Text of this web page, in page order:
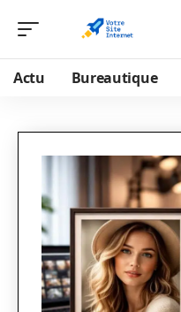
Actu Bureautique